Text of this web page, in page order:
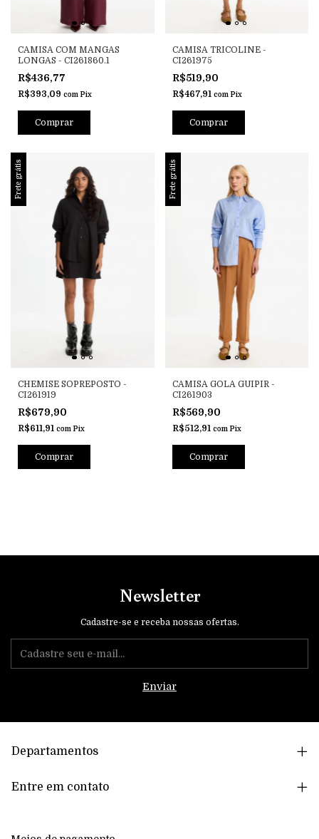
CAMISA COM MANGAS
LONGAS - CI261860.1
R$436,77
R$393,09 com Pix
Comprar
CAMISA TRICOLINE -
CI261975
R$519,90
R$467,91 com Pix
Comprar
Frete grátis
CHEMISE SOPREPOSTO -
CI261919
R$679,90
R$611,91 com Pix
Comprar
Frete grátis
CAMISA GOLA GUIPIR -
CI261903
R$569,90
R$512,91 com Pix
Comprar
Newsletter
Cadastre-se e receba nossas ofertas.
Departamentos
Entre em contato